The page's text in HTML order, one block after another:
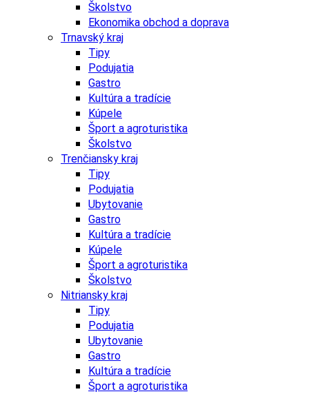
Školstvo
Ekonomika obchod a doprava
Trnavský kraj
Tipy
Podujatia
Gastro
Kultúra a tradície
Kúpele
Šport a agroturistika
Školstvo
Trenčiansky kraj
Tipy
Podujatia
Ubytovanie
Gastro
Kultúra a tradície
Kúpele
Šport a agroturistika
Školstvo
Nitriansky kraj
Tipy
Podujatia
Ubytovanie
Gastro
Kultúra a tradície
Šport a agroturistika